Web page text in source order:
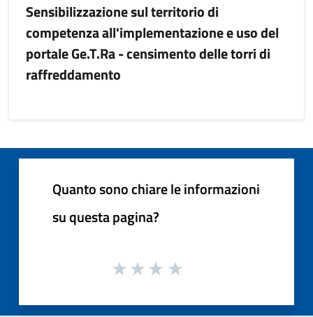
Sensibilizzazione sul territorio di
competenza all'implementazione e uso del
portale Ge.T.Ra - censimento delle torri di
raffreddamento
Quanto sono chiare le informazioni
su questa pagina?